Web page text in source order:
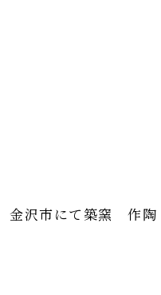
金沢市にて築窯 作